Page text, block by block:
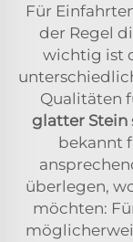
Für
der Regel
wichtig ist
Qualitäten
glatter Stein
bekannt
überlegen,
möchten: